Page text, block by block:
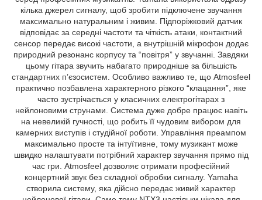
кілька джерел сигналу, щоб зробити підключене звучання
максимально натуральним і живим. Підпоріжковий датчик
відповідає за середні частоти та чіткість атаки, контактний
сенсор передає високі частоти, а внутрішній мікрофон додає
природний резонанс корпусу та “повітря” у звучанні. Завдяки
цьому гітара звучить набагато природніше за більшість
стандартних п’єзосистем. Особливо важливо те, що Atmosfeel
практично позбавлена характерного різкого “клацання”, яке
часто зустрічається у класичних електрогітарах з
нейлоновими струнами. Система дуже добре працює навіть
на невеликій гучності, що робить її чудовим вибором для
камерних виступів і студійної роботи. Управління преампом
максимально просте та інтуїтивне, тому музикант може
швидко налаштувати потрібний характер звучання прямо під
час гри. Atmosfeel дозволяє отримати професійний
концертний звук без складної обробки сигналу. Yamaha
створила систему, яка дійсно передає живий характер